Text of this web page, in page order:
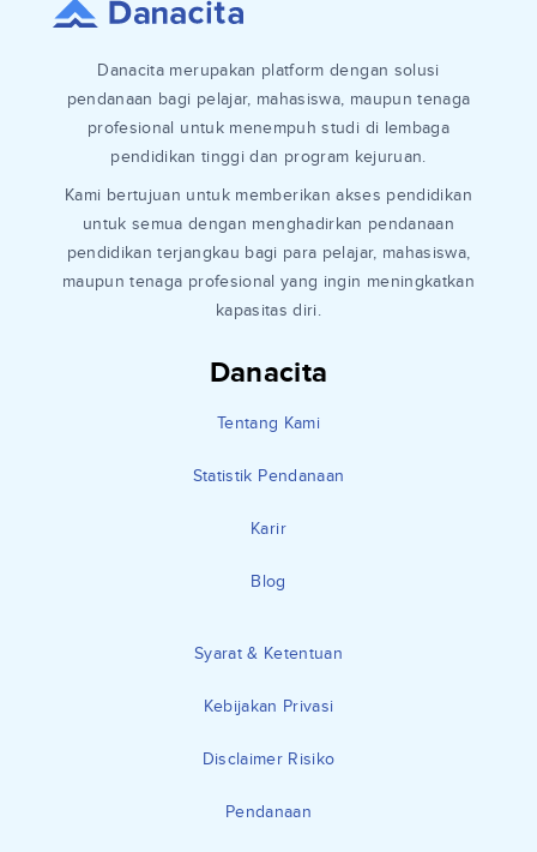
Danacita
Tentang Kami
Statistik Pendanaan
Karir
Blog
Syarat & Ketentuan
Kebijakan Privasi
Disclaimer Risiko
Pendanaan
Danacita merupakan platform dengan solusi
pendanaan bagi pelajar, mahasiswa, maupun tenaga
profesional untuk menempuh studi di lembaga
pendidikan tinggi dan program kejuruan.
Kami bertujuan untuk memberikan akses pendidikan
untuk semua dengan menghadirkan pendanaan
pendidikan terjangkau bagi para pelajar, mahasiswa,
maupun tenaga profesional yang ingin meningkatkan
kapasitas diri.